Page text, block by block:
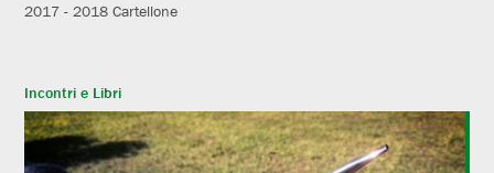
2017 - 2018 Cartellone
Incontri e Libri